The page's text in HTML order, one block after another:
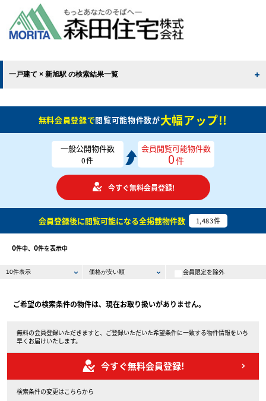
一戸建て × 新旭駅 の検索結果一覧
無料会員登録で閲覧可能物件数が大幅アップ!!
一般公開物件数
0件
会員閲覧可能物件数
0件
今すぐ無料会員登録!
会員登録後に閲覧可能になる全掲載物件数 1,483件
0件中、 0件を表示中
会員限定を除外
ご希望の検索条件の物件は、現在お取り扱いがありません。
無料の会員登録いただきますと、ご登録いただいた希望条件に一致する物件情報をいち
早くお届けいたします。
今すぐ無料会員登録!
検索条件の変更はこちらから